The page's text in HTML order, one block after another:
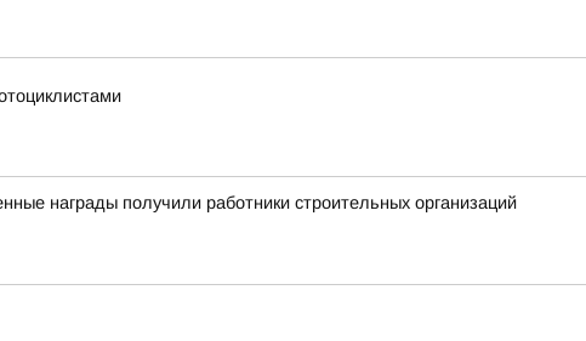
награды получили работники строительных организаций